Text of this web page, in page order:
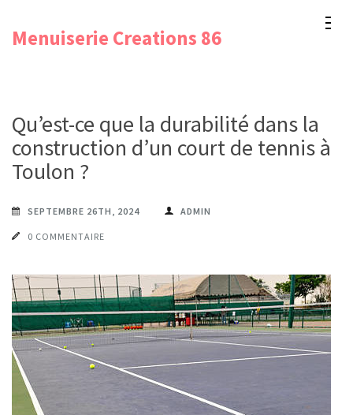
Menuiserie Creations 86
Qu’est-ce que la durabilité dans la
construction d’un court de tennis à
Toulon ?
SEPTEMBRE 26TH, 2024 ADMIN
0 COMMENTAIRE